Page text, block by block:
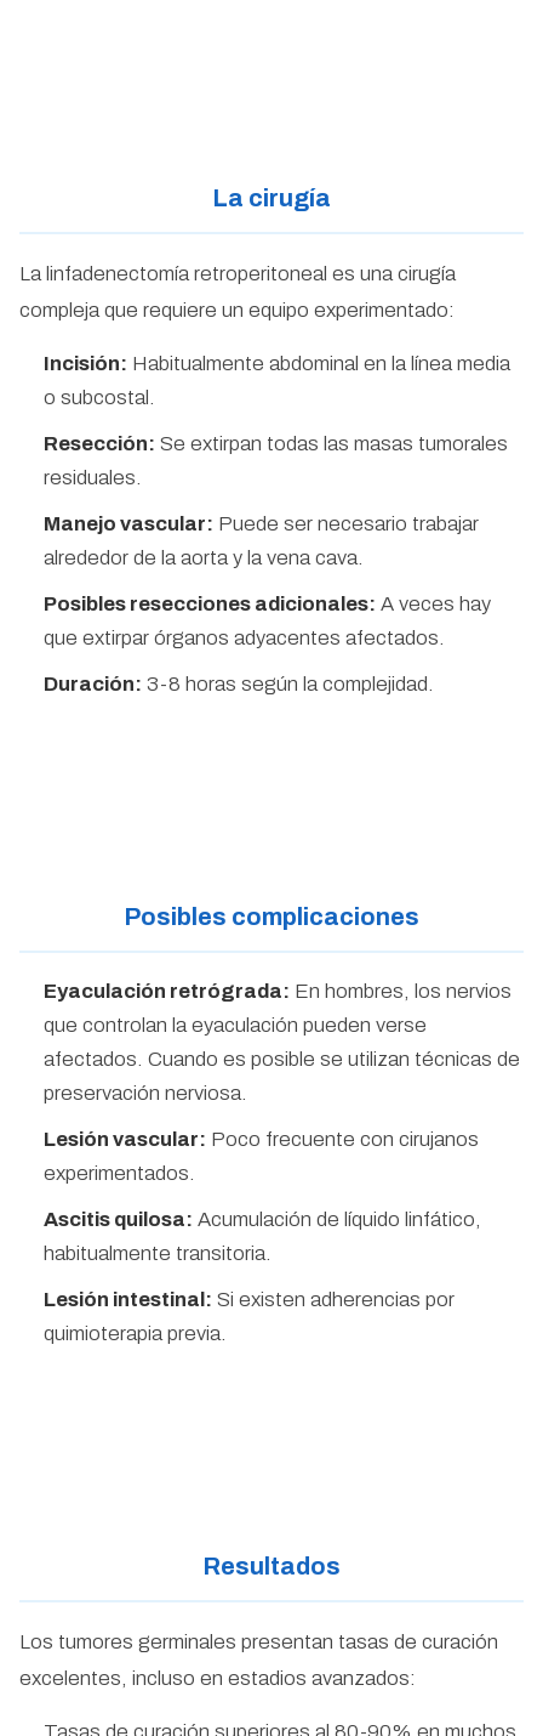
La cirugía
La linfadenectomía retroperitoneal es una cirugía
compleja que requiere un equipo experimentado:
Incisión: Habitualmente abdominal en la línea media
o subcostal.
Resección: Se extirpan todas las masas tumorales
residuales.
Manejo vascular: Puede ser necesario trabajar
alrededor de la aorta y la vena cava.
Posibles resecciones adicionales: A veces hay
que extirpar órganos adyacentes afectados.
Duración: 3-8 horas según la complejidad.
Posibles complicaciones
Eyaculación retrógrada: En hombres, los nervios
que controlan la eyaculación pueden verse
afectados. Cuando es posible se utilizan técnicas de
preservación nerviosa.
Lesión vascular: Poco frecuente con cirujanos
experimentados.
Ascitis quilosa: Acumulación de líquido linfático,
habitualmente transitoria.
Lesión intestinal: Si existen adherencias por
quimioterapia previa.
Resultados
Los tumores germinales presentan tasas de curación
excelentes, incluso en estadios avanzados: